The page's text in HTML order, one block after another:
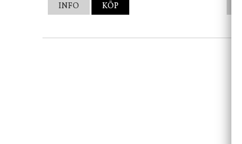
INFO KÖP